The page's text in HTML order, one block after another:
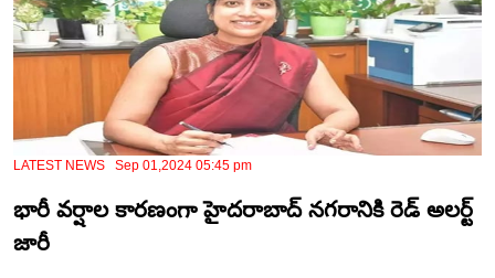
LATEST NEWS Sep 01,2024 05:45 pm
భారీ వర్షాల కారణంగా హైదరాబాద్ నగరానికి రెడ్ అలర్ట్
జారీ